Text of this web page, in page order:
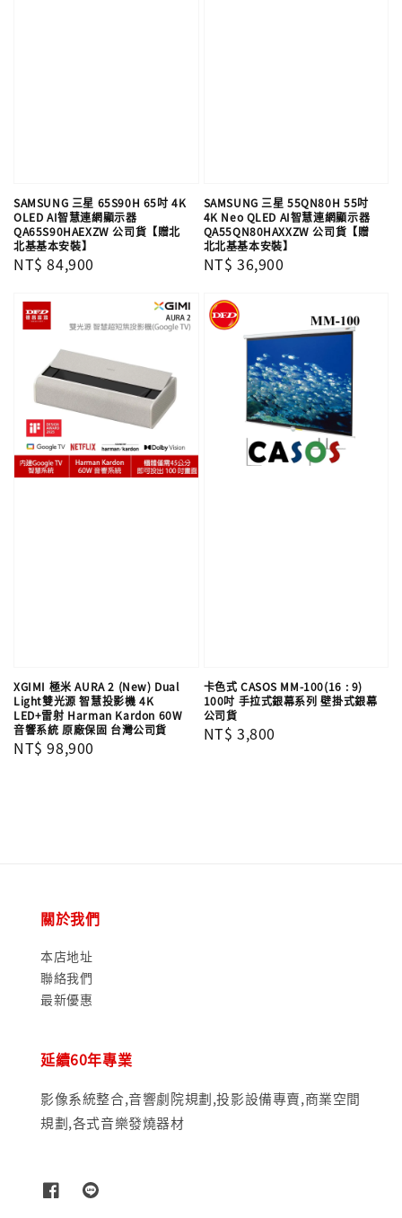
SAMSUNG 三星 65S90H 65吋 4K
OLED AI智慧連網顯示器
QA65S90HAEXZW 公司貨【贈北
北基基本安裝】
Regular
NT$ 84,900
SAMSUNG 三星 55QN80H 55吋
4K Neo QLED AI智慧連網顯示器
QA55QN80HAXXZW 公司貨【贈
北北基基本安裝】
Regular
NT$ 36,900
XGIMI 極米 AURA 2 (New) Dual
Light雙光源 智慧投影機 4K
LED+雷射 Harman Kardon 60W
音響系統 原廠保固 台灣公司貨
Regular
NT$ 98,900
卡色式 CASOS MM-100(16 : 9)
100吋 手拉式銀幕系列 壁掛式銀幕
公司貨
Regular
NT$ 3,800
關於我們
本店地址
聯絡我們
最新優惠
延續60年專業
影像系統整合,音響劇院規劃,投影設備專賣,商業空間
規劃,各式音樂發燒器材